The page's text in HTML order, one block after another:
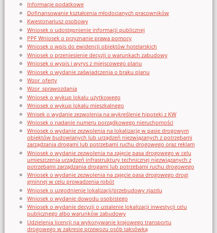
Informacje podatkowe
Dofinansowanie kształcenia młodocianych pracowników
Kwestonariusz osobowy
Wniosek o udostępnienie informacji publicznej
PPF Wniosek o przyznanie prawa pomocy
Wniosek o wpis do ewidencji obiektów hotelarskich
Wniosek o przeniesienie decyzji o warunkach zabudowy
Wniosek o wypis i wyrys z miejscowego planu
Wniosek o wydanie zaświadczenia o braku planu
Wzor_oferty
Wzor_sprawozdania
Wniosek o wykup lokalu użytkowego
Wniosek o wykup lokalu mieszkalnego
Wnisek o wydanie zezwolenia na wykreślenie hipoteki z KW
Wniosek o nadanie numeru porządkowego nieruchomości
Wniosek o wydanie zezwolenia na lokalizację w pasie drogowym
obiektów budowlanych lub urządzeń niezwiązanych z potrzebami
zarządzania drogami lub potrzebami ruchu drogowego oraz reklam
Wniosek o wydanie zezwolenia na zajęcie pasa drogowego w celu
umieszczenia urządzeń infrastruktury technicznej niezwiązanych z
potrzebami zarządzania drogami lub potrzebami ruchu drogowego
Wniosek o wydanie zezwolenia na zajęcie pasa drogowego drogi
gminnej w celu prowadzenia robót
Wniosek o uzgodnienie lokalizacji/przebudowy zjazdu
Wniosek o wydanie dowodu osobistego
Wniosek o wydanie decyzji o ustalenie lokalizacji inwestycji celu
publicznego albo warunków zabudowy
Udzielenia licencji na wykonywanie krajowego transportu
drogowego w zakresie przewozu osób taksówką